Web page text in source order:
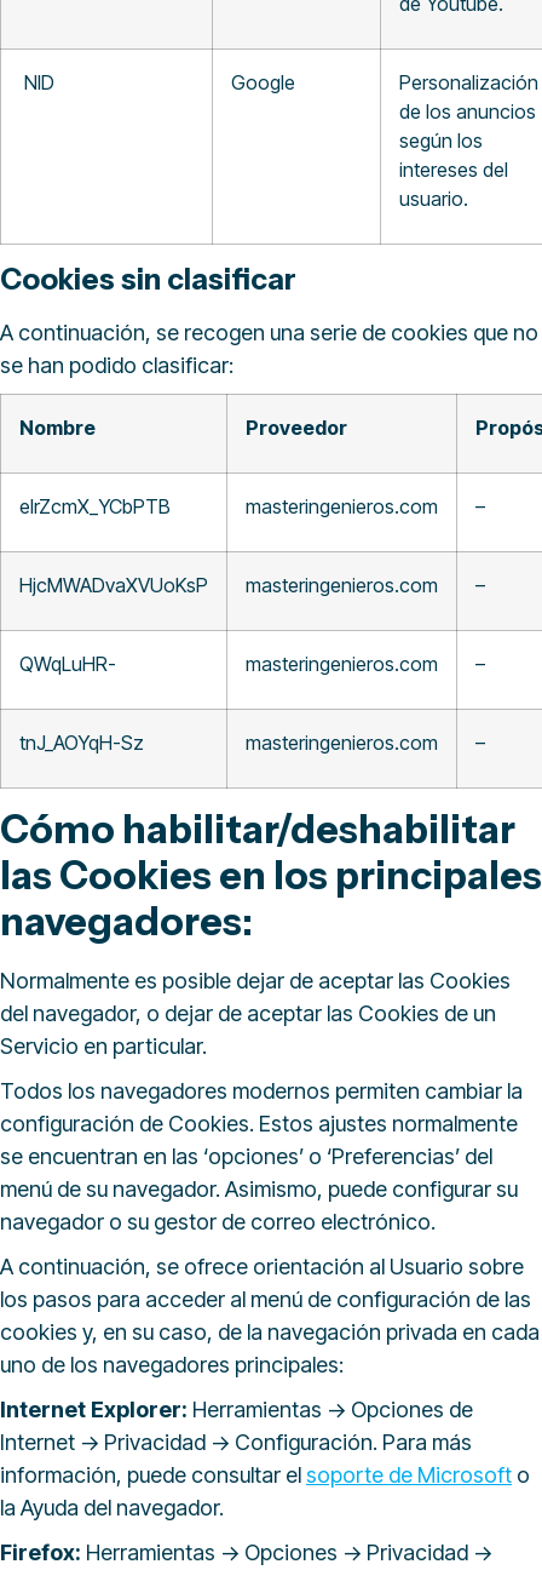
NID Google
Personalización
de los anuncios
según los
intereses del
usuario.
Cookies sin clasificar
A continuación, se recogen una serie de cookies que no
se han podido clasificar:
Nombre Proveedor
eIrZcmX_YCbPTB masteringenieros.com –
HjcMWADvaXVUoKsP masteringenieros.com –
QWqLuHR- masteringenieros.com –
tnJ_AOYqH-Sz masteringenieros.com –
Cómo habilitar/deshabilitar
las Cookies en los principales
navegadores:
Normalmente es posible dejar de aceptar las Cookies
del navegador, o dejar de aceptar las Cookies de un
Servicio en particular.
Todos los navegadores modernos permiten cambiar la
configuración de Cookies. Estos ajustes normalmente
se encuentran en las ‘opciones’ o ‘Preferencias’ del
menú de su navegador. Asimismo, puede configurar su
navegador o su gestor de correo electrónico.
A continuación, se ofrece orientación al Usuario sobre
los pasos para acceder al menú de configuración de las
cookies y, en su caso, de la navegación privada en cada
uno de los navegadores principales:
Internet Explorer: Herramientas -> Opciones de
Internet -> Privacidad -> Configuración. Para más
información, puede consultar elsoporte de Microsoft o
la Ayuda del navegador.
Firefox: Herramientas -> Opciones -> Privacidad ->